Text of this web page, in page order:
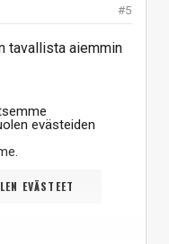
#5
tavallista aiemmin
evästeiden
.
EVÄSTEET